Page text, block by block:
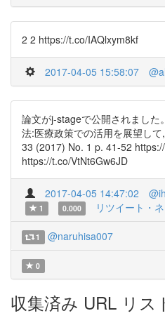
2 2 https://t.co/IAQlxym8kf
2017-04-05 15:58:07
論文がj-stageで公開されました
法:医療政策での活用を展望し
33 (2017) No. 1 p. 41-52
https://t.co/VtNt6Gw6JD
2017-04-05 14:47:02
1
0.000 リツイート・
1 @naruhisa007
0
収集済み URL リス